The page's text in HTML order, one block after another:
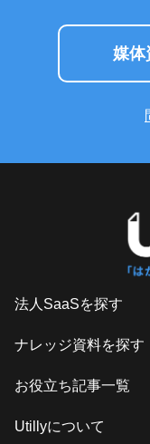
媒体
法人SaaSを探す
ナレッジ資料を探す
お役立ち記事一覧
Utillyについて